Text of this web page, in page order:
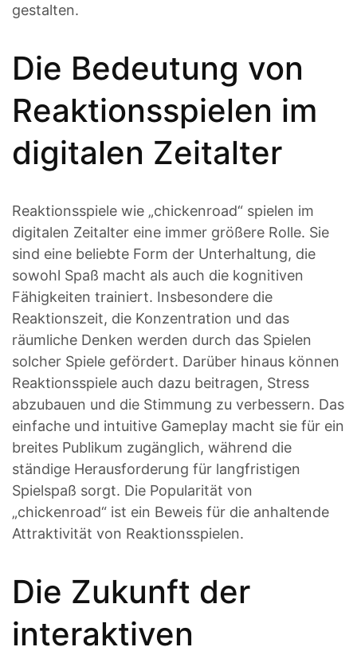
gestalten.
Die Bedeutung von
Reaktionsspielen im
digitalen Zeitalter
Reaktionsspiele wie „chickenroad“ spielen im
digitalen Zeitalter eine immer größere Rolle. Sie
sind eine beliebte Form der Unterhaltung, die
sowohl Spaß macht als auch die kognitiven
Fähigkeiten trainiert. Insbesondere die
Reaktionszeit, die Konzentration und das
räumliche Denken werden durch das Spielen
solcher Spiele gefördert. Darüber hinaus können
Reaktionsspiele auch dazu beitragen, Stress
abzubauen und die Stimmung zu verbessern. Das
einfache und intuitive Gameplay macht sie für ein
breites Publikum zugänglich, während die
ständige Herausforderung für langfristigen
Spielspaß sorgt. Die Popularität von
„chickenroad“ ist ein Beweis für die anhaltende
Attraktivität von Reaktionsspielen.
Die Zukunft der
interaktiven